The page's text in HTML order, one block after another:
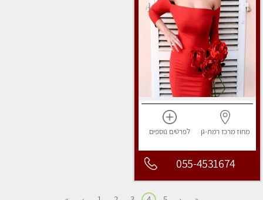
מחוז מרכז רמת-גן לפרטים נוספים
055-4531674